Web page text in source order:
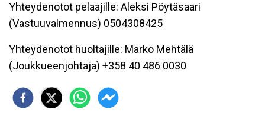
Yhteydenotot pelaajille: Aleksi Pöytäsaari
(Vastuuvalmennus) 0504308425
Yhteydenotot huoltajille: Marko Mehtälä
(Joukkueenjohtaja) +358 40 486 0030